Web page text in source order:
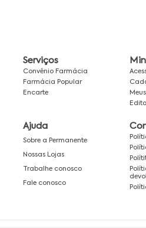
Serviços
Convênio Farmácia
Farmácia Popular
Encarte
Ajuda
Sobre a Permanente
Nossas Lojas
Trabalhe conosco
Fale conosco